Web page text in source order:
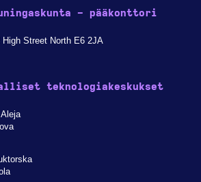
- pääkonttori
Street North E6 2JA
teknologiakeskukset